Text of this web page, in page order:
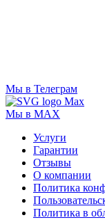
Мы в Телеграм
Мы в MAX
Услуги
Гарантии
Отзывы
О компании
Политика
Политика в